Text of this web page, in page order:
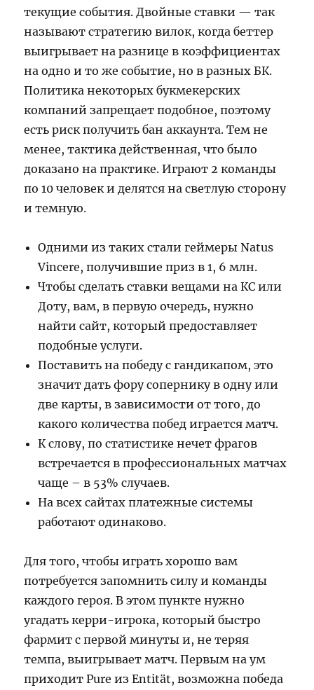
текущие события. Двойные ставки — так
называют стратегию вилок, когда беттер
выигрывает на разнице в коэффициентах
на одно и то же событие, но в разных БК.
Политика некоторых букмекерских
компаний запрещает подобное, поэтому
есть риск получить бан аккаунта. Тем не
менее, тактика действенная, что было
доказано на практике. Играют 2 команды
по 10 человек и делятся на светлую сторону
и темную.
Одними из таких стали геймеры Natus
Vincere, получившие приз в 1, 6 млн.
Чтобы сделать ставки вещами на КС или
Доту, вам, в первую очередь, нужно
найти сайт, который предоставляет
подобные услуги.
Поставить на победу с гандикапом, это
значит дать фору сопернику в одну или
две карты, в зависимости от того, до
какого количества побед играется матч.
К слову, по статистике нечет фрагов
встречается в профессиональных матчах
чаще – в 53% случаев.
На всех сайтах платежные системы
работают одинаково.
Для того, чтобы играть хорошо вам
потребуется запомнить силу и команды
каждого героя. В этом пункте нужно
угадать керри-игрока, который быстро
фармит с первой минуты и, не теряя
темпа, выигрывает матч. Первым на ум
приходит Pure из Entität, возможна победа